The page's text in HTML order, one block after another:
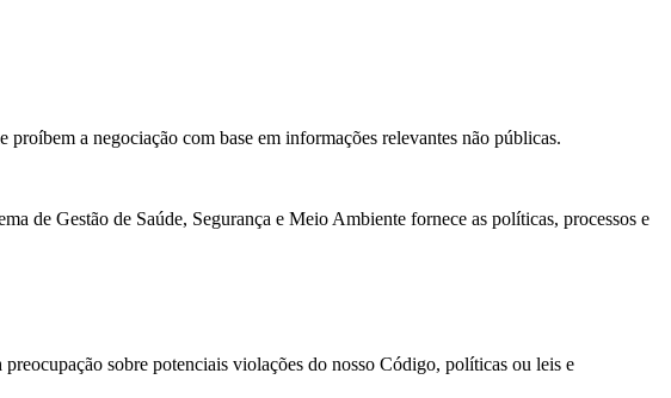
a negociação com base em informações relevantes não públicas.
de Gestão de Saúde, Segurança e Meio Ambiente fornece as políticas, processos e
sobre potenciais violações do nosso Código, políticas ou leis e